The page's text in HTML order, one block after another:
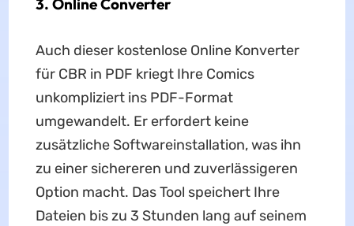
3. Online Converter
Auch dieser kostenlose Online Konverter
für CBR in PDF kriegt Ihre Comics
unkompliziert ins PDF-Format
umgewandelt. Er erfordert keine
zusätzliche Softwareinstallation, was ihn
zu einer sichereren und zuverlässigeren
Option macht. Das Tool speichert Ihre
Dateien bis zu 3 Stunden lang auf seinem